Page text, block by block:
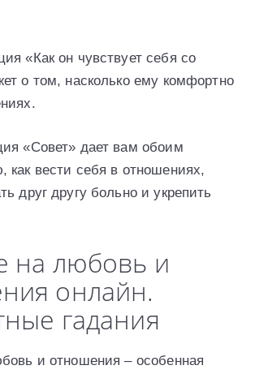
«Как он чувствует себя со
о том, насколько ему комфортно
«Совет» дает вам обоим
как вести себя в отношениях,
друг другу больно и укрепить
на любовь и
онлайн.
гадания
и отношения – особенная